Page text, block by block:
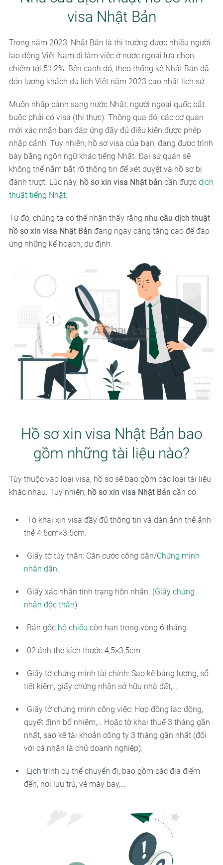
visa Nhật Bản
Trong năm 2023, Nhật Bản là thị trường được nhiều người
lao động Việt Nam đi làm việc ở nước ngoài lựa chọn,
chiếm tới 51,2%. Bên cạnh đó, theo thống kê Nhật Bản đã
đón lượng khách du lịch Việt năm 2023 cao nhất lịch sử.
Muốn nhập cảnh sang nước Nhật, người ngoại quốc bắt
buộc phải có visa (thị thực). Thông qua đó, các cơ quan
mới xác nhận bạn đáp ứng đầy đủ điều kiện được phép
nhập cảnh. Tuy nhiên, hồ sơ visa của bạn, đang được trình
bày bằng ngôn ngữ khác tiếng Nhật. Đại sứ quán sẽ
không thể nắm bắt rõ thông tin để xét duyệt và hồ sơ bị
đánh trượt. Lúc này, hồ sơ xin visa Nhật bản cần được dịch
thuật tiếng Nhật.
Từ đó, chúng ta có thể nhận thấy rằng nhu cầu dịch thuật
hồ sơ xin visa Nhật Bản đang ngày càng tăng cao để đáp
ứng những kế hoạch, dự định.
Hồ sơ xin visa Nhật Bản bao
gồm những tài liệu nào?
Tùy thuộc vào loại visa, hồ sơ sẽ bao gồm các loại tài liệu
khác nhau. Tuy nhiên, hồ sơ xin visa Nhật Bản cần có:
Tờ khai xin visa đầy đủ thông tin và dán ảnh thẻ ảnh
thẻ 4.5cm×3.5cm.
Giấy tờ tùy thân: Căn cước công dân/Chứng minh
nhân dân.
Giấy xác nhận tình trạng hôn nhân. (Giấy chứng
nhận độc thân)
Bản gốc hộ chiếu còn hạn trong vòng 6 tháng.
02 ảnh thẻ kích thước 4,5×3,5cm.
Giấy tờ chứng minh tài chính: Sao kê bảng lương, sổ
tiết kiệm, giấy chứng nhận sở hữu nhà đất,…
Giấy tờ chứng minh công việc: Hợp đồng lao động,
quyết định bổ nhiệm,… Hoặc tờ khai thuế 3 tháng gần
nhất, sao kê tài khoản công ty 3 tháng gần nhất (đối
với cá nhân là chủ doanh nghiệp).
Lịch trình cụ thể chuyến đi, bao gồm các địa điểm
đến, nơi lưu trú, vé máy bay,…